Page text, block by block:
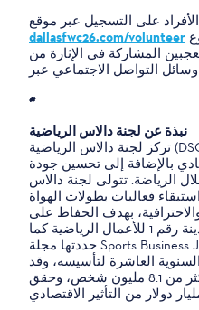
على التسجيل عبر موقع
dallasfwc26.com/volunteer
المشاركة في الإثارة من
#
نبذة عن لجنة دالاس الرياضية
تركز لجنة دالاس الرياضية (DSC) وهي أحد أقسام هيئة زيارة
بالإضافة إلى تحسين جودة
الرياضة. تتولى لجنة دالاس
فعاليات بطولات الهواة
بهدف الحفاظ على
مكانة دالاس باعتبارها المدينة رقم 1 للأعمال الرياضية كما
حددتها مجلة Sports Business Journal. يحتفل مركز دالاس
العاشرة لتأسيسه، وقد
استضاف أكثر من 570 حدثاً، وأكثر من 8.1 مليون شخص، وحقق